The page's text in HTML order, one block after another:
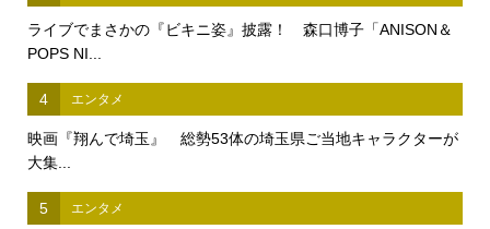
ライブでまさかの『ビキニ姿』披露！ 森口博子「ANISON＆
POPS NI...
4 エンタメ
映画『翔んで埼玉』 総勢53体の埼玉県ご当地キャラクターが
大集...
5 エンタメ